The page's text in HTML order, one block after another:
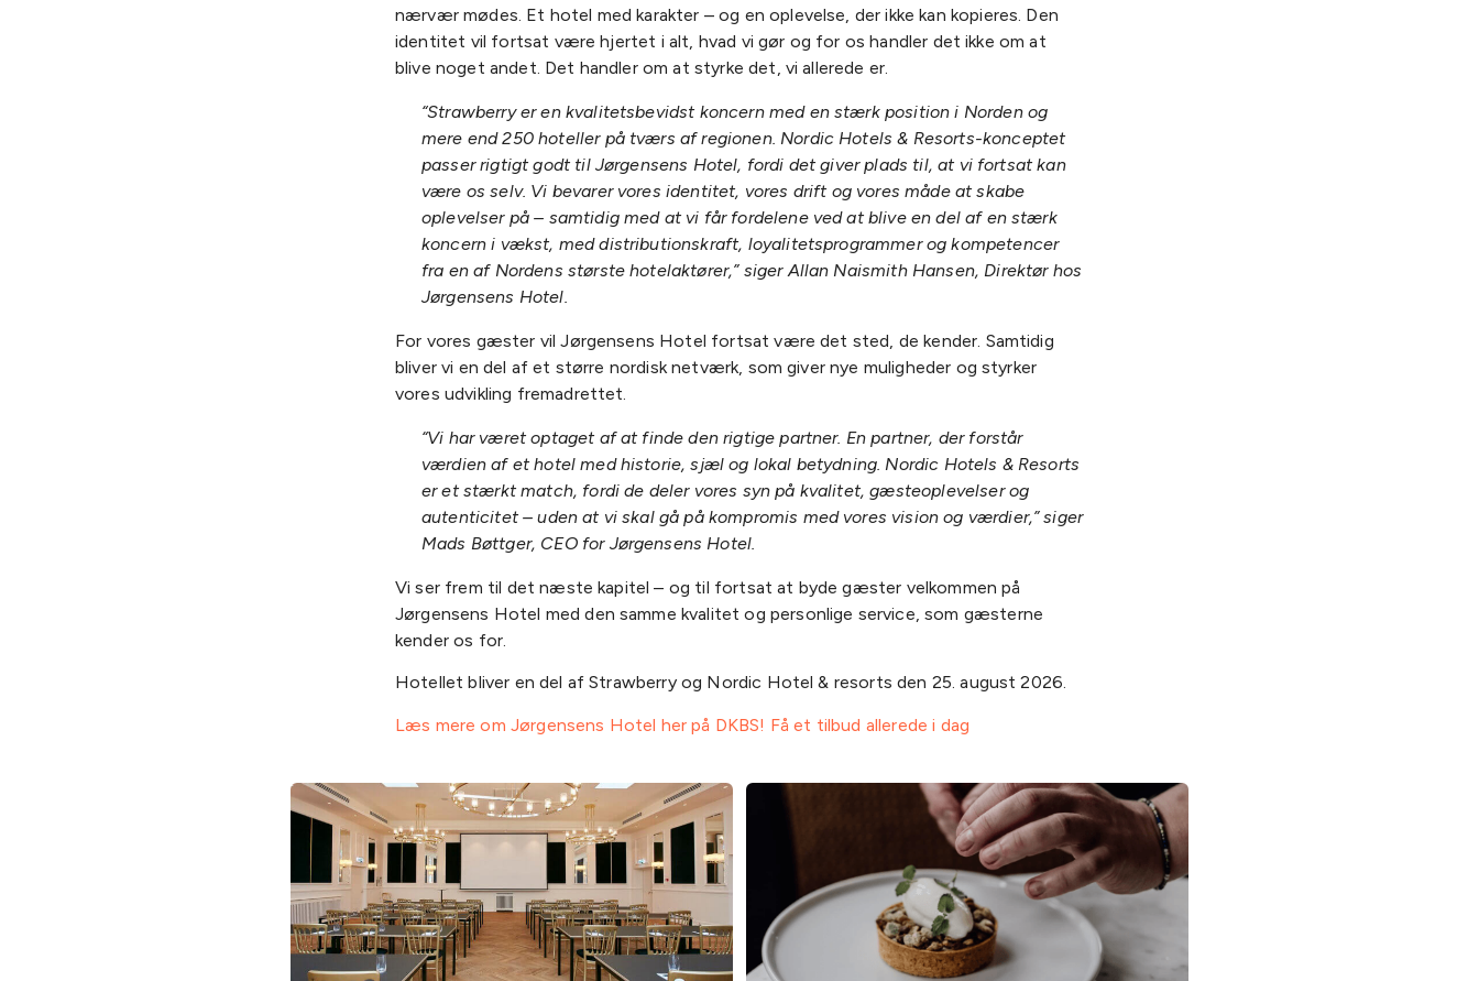
nærvær mødes. Et hotel med karakter – og en oplevelse, der ikke kan kopieres. Den
identitet vil fortsat være hjertet i alt, hvad vi gør og for os handler det ikke om at
blive noget andet. Det handler om at styrke det, vi allerede er.
“Strawberry er en kvalitetsbevidst koncern med en stærk position i Norden og
mere end 250 hoteller på tværs af regionen. Nordic Hotels & Resorts-konceptet
passer rigtigt godt til Jørgensens Hotel, fordi det giver plads til, at vi fortsat kan
være os selv. Vi bevarer vores identitet, vores drift og vores måde at skabe
oplevelser på – samtidig med at vi får fordelene ved at blive en del af en stærk
koncern i vækst, med distributionskraft, loyalitetsprogrammer og kompetencer
fra en af Nordens største hotelaktører,” siger Allan Naismith Hansen, Direktør hos
Jørgensens Hotel.
For vores gæster vil Jørgensens Hotel fortsat være det sted, de kender. Samtidig
bliver vi en del af et større nordisk netværk, som giver nye muligheder og styrker
vores udvikling fremadrettet.
“Vi har været optaget af at finde den rigtige partner. En partner, der forstår
værdien af et hotel med historie, sjæl og lokal betydning. Nordic Hotels & Resorts
er et stærkt match, fordi de deler vores syn på kvalitet, gæsteoplevelser og
autenticitet – uden at vi skal gå på kompromis med vores vision og værdier,” siger
Mads Bøttger, CEO for Jørgensens Hotel.
Vi ser frem til det næste kapitel – og til fortsat at byde gæster velkommen på
Jørgensens Hotel med den samme kvalitet og personlige service, som gæsterne
kender os for.
Hotellet bliver en del af Strawberry og Nordic Hotel & resorts den 25. august 2026.
Læs mere om Jørgensens Hotel her på DKBS! Få et tilbud allerede i dag